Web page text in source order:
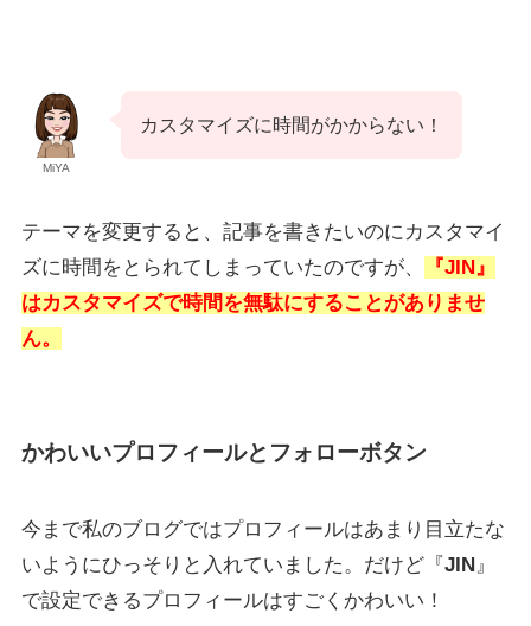
MiYA
カスタマイズに時間がかからない！
テーマを変更すると、記事を書きたいのにカスタマイ
ズに時間をとられてしまっていたのですが、
『JIN』
はカスタマイズで時間を無駄にすることがありませ
ん。
かわいいプロフィールとフォローボタン
今まで私のブログではプロフィールはあまり目立たな
いようにひっそりと入れていました。だけど『 JIN 』
で設定できるプロフィールはすごくかわいい！